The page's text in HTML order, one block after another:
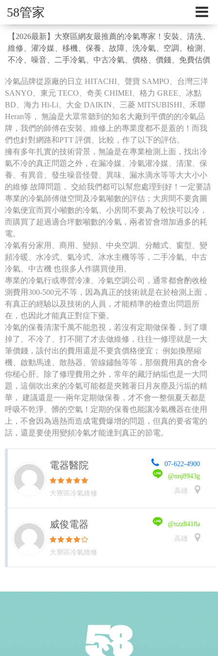
58管家
【2026最新】大寮區網友最推薦的冷氣專家！安裝、清洗、
維修、灌冷媒、移機、保養、故障、洗冷氣、空調、檢測、
不冷、噪音、二手冷氣、中古冷氣、價格、價錢、免費估價
冷氣品牌從原廠的日立 HITACHI、聲寶 SAMPO、台灣三洋
SANYO、東元 TECO、奇美 CHIMEI、格力 GREE、冰點
BD、海力 Hi-Li、大金 DAIKIN、三菱 MITSUBISHI、禾聯
Heran等， 無論是大眾常聽到的知名大廠到平價的的冷氣品
牌，我們的師傅在安裝、維修上的專業度都不是蓋的！而我
們也針對網路和PTT 評價、比較，作了以下的評估。
擁有多年扎實的技術背景，無論是在專業檢測上面，找出冷
氣不冷的真正問題之外，在漏冷媒、冷氣灌冷媒、清潔、保
養、有異音、發生噪音怪聲、異味、漏水滴水等等大大小小
的維修 故障問題， 交給我們都可以幫您處理到好！一定要請
專業的冷氣師傅做空間及冷氣噸數的評估；大房間不要貪圖
冷氣便宜而買小噸數的冷氣、小房間不要為了較快可以冷，
而購買了超過適合坪數噸數的冷氣，兩者皆會增加過多的耗
電。
冷氣有分家用、商用、變頻、中央空調、分離式、窗型、變
頻冷暖、水冷式、氣冷式、冰水主機等等，二手冷氣、中古
冷氣、中古機 也很多人作購買使用。
專業的冷氣行或專營冷凍、冷氣空調公司，通常都會酌收檢
測費用300-500元不等，因為真正的技術就是在於檢測上面，
有真正的經驗以及技術的人員，才能精準的檢查出問題所
在，也因此才能真正對症下藥。
冷氣的保養清潔千萬不能忽視，若沒有定期做保養，到了壞
掉了、不冷了、打不開了才去做維修，往往一修理就是一大
筆價錢，該付出的費用還是不要貪價格便宜； 例如換壓縮
機、啟動馬達、散熱器、管線鏽蝕等等，那個費用真的會令
你槌心肝。除了修理費用之外，常年的藏汙納垢也是一大問
題，這個吹出來的冷氣可能都是夾雜著日月灰塵及污垢的精
華， 建議還是一~兩年定期做保養，才不會一整個夏天都是
呼吸不乾淨、髒的空氣！定期的保養也能讓冷氣機器在使用
上，不會因為過熱而造成電費爆增的問題，但真的要省電的
話，還是要使用變頻冷氣才能達到真正的節電。
電器醫院
大寮區冷氣維修
07-622-4900
@nnj8943g
高雄
威俊電器
大寮區冷氣維修
@nzz8418a
高雄